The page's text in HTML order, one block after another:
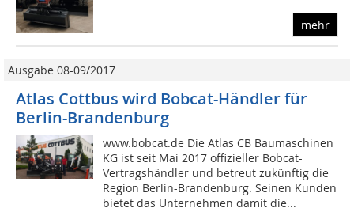
mehr
Ausgabe 08-09/2017
Atlas Cottbus wird Bobcat-Händler für
Berlin-Brandenburg
www.bobcat.de Die Atlas CB Baumaschinen
KG ist seit Mai 2017 offizieller Bobcat-
Vertragshändler und betreut zukünftig die
Region Berlin-Brandenburg. Seinen Kunden
bietet das Unternehmen damit die...